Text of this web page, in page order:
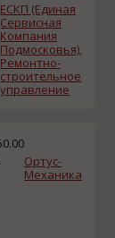
ЕСКП (Единая
Сервисная
Компания
Подмосковья),
Ремонтно-
строительное
управление
Ортус-
Механика